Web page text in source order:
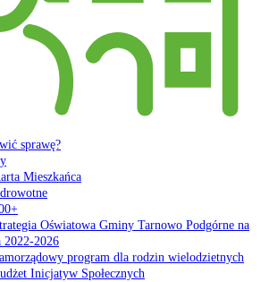
sprawę?
Mieszkańca
Oświatowa Gminy Tarnowo Podgórne na
2022-2026
program dla rodzin wielodzietnych
Inicjatyw Społecznych